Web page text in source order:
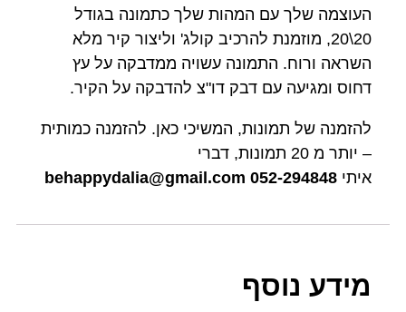
העוצמה שלך עם המהות שלך כתמונה בגודל
20\20, מוזמנת להרכיב קולג' וליצור קיר מלא
השראה ורוח. התמונה עשויה ממדבקה על עץ
דחוס ומגיעה עם דבק דו"צ להדבקה על הקיר.
להזמנה של תמונות, המשיכי כאן. להזמנה כמותית
– יותר מ 20 תמונות, דברי
איתי
behappydalia@gmail.com 052-294848
מידע נוסף